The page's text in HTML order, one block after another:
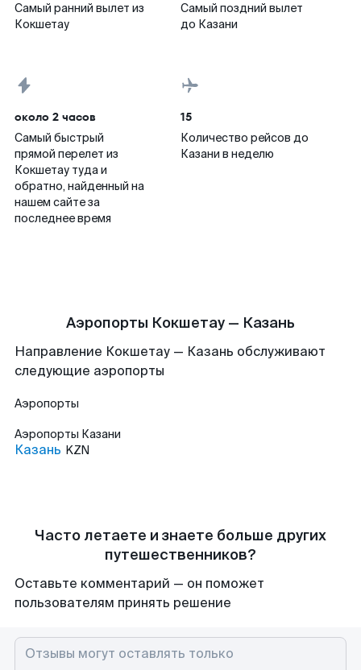
Самый ранний вылет из
Кокшетау
Самый поздний вылет
до Казани
около 2 часов
Самый быстрый
прямой перелет из
Кокшетау туда и
обратно, найденный на
нашем сайте за
последнее время
15
Количество рейсов до
Казани в неделю
Аэропорты Кокшетау — Казань
Направление Кокшетау — Казань обслуживают
следующие аэропорты
Аэропорты
Аэропорты Казани
Казань KZN
Часто летаете и знаете больше других
путешественников?
Оставьте комментарий — он поможет
пользователям принять решение